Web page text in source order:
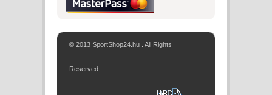
© 2013 SportShop24.hu . All Rights
Reserved.